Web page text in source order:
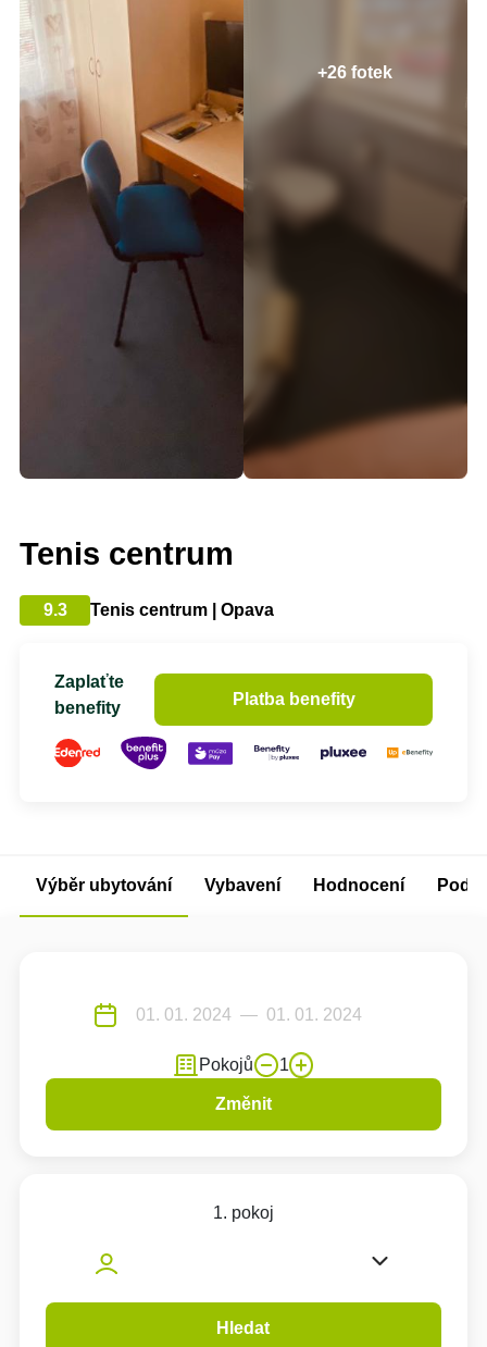
+26 fotek
Tenis centrum
9.3 Tenis centrum | Opava
Zaplaťte
benefity
Platba benefity
Výběr ubytování Vybavení Hodnocení
Pokojů 1
Změnit
1. pokoj
Hledat